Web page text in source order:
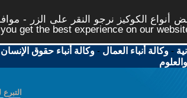
الكوكيز نرجو النقر على الزر -
get the best experience on our
-وكالة أنباء العمال -وكالة أنباء حقوق الإنسان